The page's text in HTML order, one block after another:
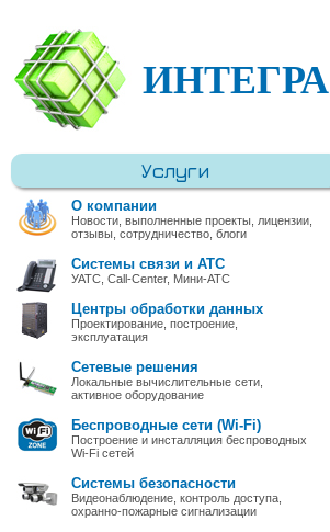
ИНТЕГРА
Услуги
О компании
Новости, выполненные проекты, лицензии,
отзывы, сотрудничество, блоги
Системы связи и АТС
УАТС, Call-Center, Мини-АТС
Центры обработки данных
Проектирование, построение,
эксплуатация
Сетевые решения
Локальные вычислительные сети,
активное оборудование
Беспроводные сети (Wi-Fi)
Построение и инсталляция беспроводных
Wi-Fi сетей
Системы безопасности
Видеонаблюдение, контроль доступа,
охранно-пожарные сигнализации